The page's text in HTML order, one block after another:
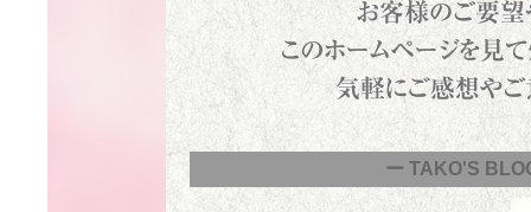
ー TAKO'S